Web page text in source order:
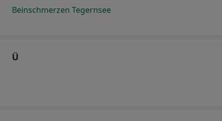
Beinschmerzen Tegernsee
Ü